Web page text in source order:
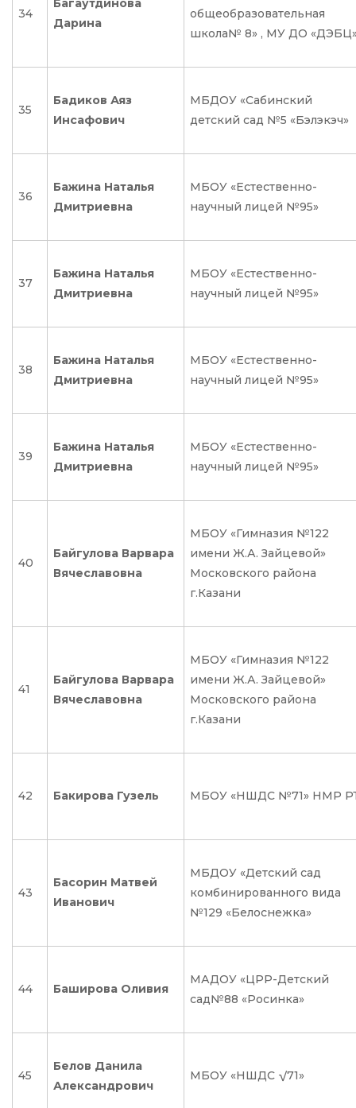
34
Багаутдинова
Дарина
общеобразовательная
школа№ 8» , МУ ДО
35
Бадиков Аяз
Инсафович
МБДОУ «Сабинский
детский сад №5 «Бэлэкэч»
36
Бажина Наталья
Дмитриевна
МБОУ «Естественно-
научный лицей №95»
37
Бажина Наталья
Дмитриевна
МБОУ «Естественно-
научный лицей №95»
38
Бажина Наталья
Дмитриевна
МБОУ «Естественно-
научный лицей №95»
39
Бажина Наталья
Дмитриевна
МБОУ «Естественно-
научный лицей №95»
40
Байгулова Варвара
Вячеславовна
МБОУ «Гимназия №122
имени Ж.А. Зайцевой»
Московского района
г.Казани
41
Байгулова Варвара
Вячеславовна
МБОУ «Гимназия №122
имени Ж.А. Зайцевой»
Московского района
г.Казани
42 Бакирова Гузель МБОУ «НШДС №71» НМР
43
Басорин Матвей
Иванович
МБДОУ «Детский сад
комбинированного вида
№129 «Белоснежка»
44 Баширова Оливия
МАДОУ «ЦРР-Детский
сад№88 «Росинка»
45
Белов Данила
Александрович
МБОУ «НШДС √71»